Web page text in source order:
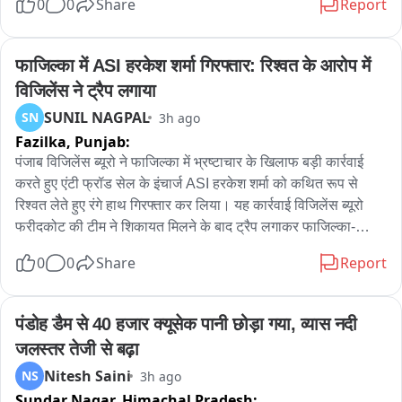
0
0 Share Report
फाजिल्का में ASI हरकेश शर्मा गिरफ्तार: रिश्वत के आरोप में
विजिलेंस ने ट्रैप लगाया
SN SUNIL NAGPAL 3h ago
Fazilka, Punjab:
पंजाब विजिलेंस ब्यूरो ने फाजिल्का में भ्रष्टाचार के खिलाफ बड़ी कार्रवाई
करते हुए एंटी फ्रॉड सेल के इंचार्ज ASI हरकेश शर्मा को कथित रूप से
रिश्वत लेते हुए रंगे हाथ गिरफ्तार कर लिया। यह कार्रवाई विजिलेंस ब्यूरो
फरीदकोट की टीम ने शिकायत मिलने के बाद ट्रैप लगाकर फाजिल्का-
पास दो पक्षों के बीच करीब 11-12 लाख रुपये के लेनदेन का मामला पहुंचा
और मामला उनके पक्ष में निपटाने का भरोसा देकर रिश्वत की मांग की। जब
रिश्वत की रकम देने का समय आया तो संबंधित पक्ष ने विजिलेंस ब्यूरो
फरीदकोट को शिकायत दे दी। शिकायत के आधार पर विजिलेंस टीम ने
योजनाबद्ध तरीके से ट्रैप लगाया और आरोपी ASI को कथित तौर पर 40
हजार की रिश्वत लेते हुए रंगे हाथ गिरफ्तार कर लिया। गिरफ्तारी के बाद
0 0 Share Report
पंडोह डैम से 40 हजार क्यूसेक पानी छोड़ा गया, व्यास नदी
जलस्तर तेजी से बढ़ा
NS Nitesh Saini 3h ago